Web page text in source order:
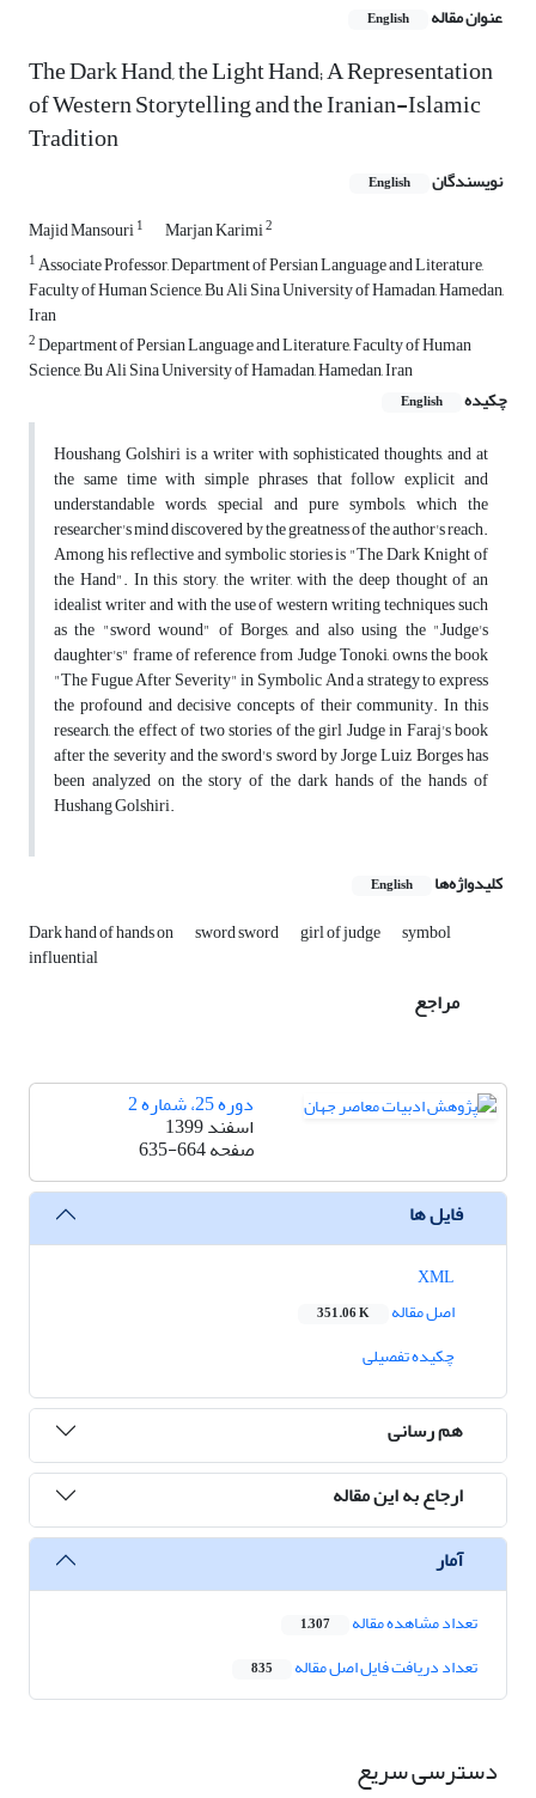
عنوان مقاله English
The Dark Hand, the Light Hand; A Representation
of Western Storytelling and the Iranian-Islamic
Tradition
نویسندگان English
Majid Mansouri1 Marjan Karimi2
1Associate Professor, Department of Persian Language and Literature,
Faculty of Human Science, Bu Ali Sina University of Hamadan, Hamedan,
Iran
2Department of Persian Language and Literature, Faculty of Human
Science, Bu Ali Sina University of Hamadan, Hamedan, Iran
چکیده
English
Houshang Golshiri is a writer with sophisticated thoughts, and at
the same time with simple phrases that follow explicit and
understandable words, special and pure symbols, which the
researcher's mind discovered by the greatness of the author's reach.
Among his reflective and symbolic stories is "The Dark Knight of
the Hand". In this story, the writer, with the deep thought of an
idealist writer and with the use of western writing techniques such
as the "sword wound" of Borges, and also using the "Judge's
daughter's" frame of reference from Judge Tonoki, owns the book
"The Fugue After Severity" in Symbolic And a strategy to express
the profound and decisive concepts of their community. In this
research, the effect of two stories of the girl Judge in Faraj's book
after the severity and the sword's sword by Jorge Luiz Borges has
been analyzed on the story of the dark hands of the hands of
Hushang Golshiri.
کلیدواژه‌ها English
Dark hand of hands on sword sword girl of judge symbol
influential
مراجع
دوره 25، شماره 2
اسفند 1399
صفحه635-664
فایل ها
اصل مقاله
351.06 K
چکیده تفصیلی
هم رسانی
ارجاع به این مقاله
آمار
تعداد مشاهده مقاله 1,307
تعداد دریافت فایل اصل مقاله 835
دسترسی سریع